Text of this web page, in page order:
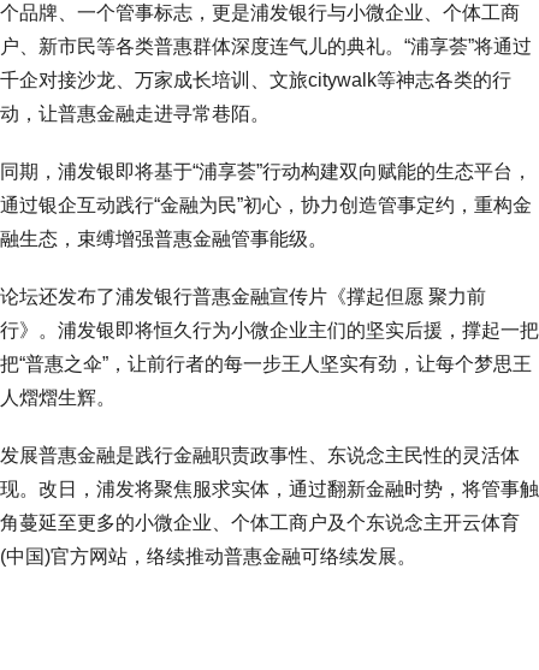
个品牌、一个管事标志，更是浦发银行与小微企业、个体工商
户、新市民等各类普惠群体深度连气儿的典礼。“浦享荟”将通过
千企对接沙龙、万家成长培训、文旅citywalk等神志各类的行
动，让普惠金融走进寻常巷陌。
同期，浦发银即将基于“浦享荟”行动构建双向赋能的生态平台，
通过银企互动践行“金融为民”初心，协力创造管事定约，重构金
融生态，束缚增强普惠金融管事能级。
论坛还发布了浦发银行普惠金融宣传片《撑起但愿 聚力前
行》。浦发银即将恒久行为小微企业主们的坚实后援，撑起一把
把“普惠之伞”，让前行者的每一步王人坚实有劲，让每个梦思王
人熠熠生辉。
发展普惠金融是践行金融职责政事性、东说念主民性的灵活体
现。改日，浦发将聚焦服求实体，通过翻新金融时势，将管事触
角蔓延至更多的小微企业、个体工商户及个东说念主开云体育
(中国)官方网站，络续推动普惠金融可络续发展。